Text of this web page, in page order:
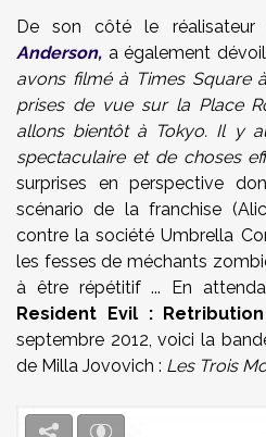
De son côté le réalisateur
Anderson, a également
avons filmé à Times Square
prises de vue sur la Place
allons bientôt à Tokyo. Il y
spectaculaire et de choses
surprises en perspective
scénario de la franchise
contre la société Umbrella
les fesses de méchants
à être répétitif ... En
Resident Evil :
septembre 2012, voici la
de Milla Jovovich : Les Trois